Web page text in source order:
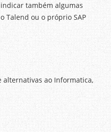
também algumas
Talend ou o próprio SAP
alternativas ao Informatica,